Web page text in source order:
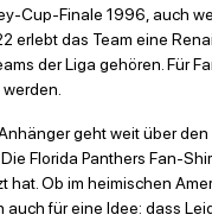
Cup-Finale 1996, auch
erlebt das Team eine
der Liga gehören. Für
geht weit über
Florida Panthers Fan-
Ob im heimischen
auch für eine Idee: dass